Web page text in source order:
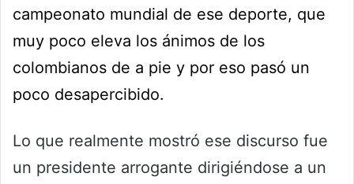
campeonato mundial de ese deporte, que
muy poco eleva los ánimos de los
colombianos de a pie y por eso pasó un
poco desapercibido.
Lo que realmente mostró ese discurso fue
un presidente arrogante dirigiéndose a un